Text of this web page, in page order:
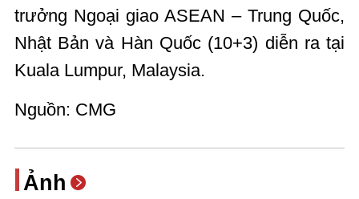
trưởng Ngoại giao ASEAN – Trung Quốc,
Nhật Bản và Hàn Quốc (10+3) diễn ra tại
Kuala Lumpur, Malaysia.
Nguồn: CMG
Ảnh